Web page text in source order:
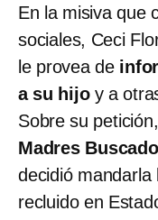
En la misiva que
sociales, Ceci
le provea de
a su hijoy a
Sobre su
Madres
decidió
recluido en